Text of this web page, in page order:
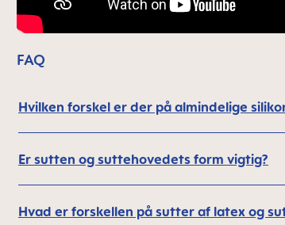
FAQ
Hvilken forskel er der på almindelige
Er sutten og suttehovedets form vigtig?
Hvad er forskellen på sutter af latex og